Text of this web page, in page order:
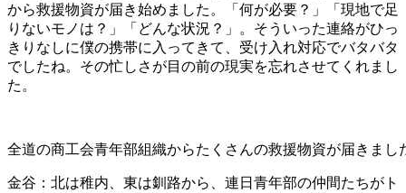
から救援物資が届き始めました。「何が必要？」「現地で足
りないモノは？」「どんな状況？」。そういった連絡がひっ
きりなしに僕の携帯に入ってきて、受け入れ対応でバタバタ
でしたね。その忙しさが目の前の現実を忘れさせてくれまし
た。
全道の商工会青年部組織からたくさんの救援物資が届きまし
金谷：北は稚内、東は釧路から、連日青年部の仲間たちがト